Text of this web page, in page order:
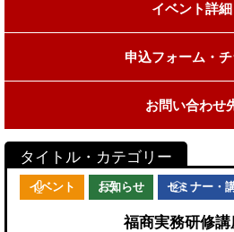
イベント詳細
申込フォーム・
お問い合わせ
イベント お知らせ セミナー・
福商実務研修講